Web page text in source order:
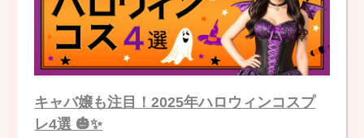
キャバ嬢も注目！2025年ハロウィンコスプ
レ4選 🎃✨